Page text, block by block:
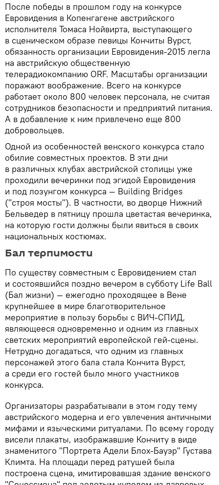
После победы в прошлом году на конкурсе
Евровидения в Копенгагене австрийского
исполнителя Томаса Нойвирта, выступающего
в сценическом образе певицы Кончиты Вурст,
обязанность организации Евровидения-2015 легла
на австрийскую общественную
телерадиокомпанию ORF. Масштабы организации
поражают воображение. Всего на конкурсе
работает около 800 человек персонала, не считая
сотрудников безопасности и предприятий питания.
А в добавление к ним привлечено еще 800
добровольцев.
Одной из особенностей венского конкурса стало
обилие совместных проектов. В эти дни
в различных клубах австрийской столицы уже
проходили вечеринки под эгидой Евровидения
и под лозунгом конкурса — Building Bridges
("строя мосты"). В частности, во дворце Нижний
Бельведер в пятницу прошла цветастая вечеринка,
на которую гости должны были явиться в своих
национальных костюмах.
Бал терпимости
По существу совместным с Евровидением стал
и состоявшийся поздно вечером в субботу Life Ball
(Бал жизни) — ежегодно проходящее в Вене
крупнейшее в мире благотворительное
мероприятие в пользу борьбы с ВИЧ-СПИД,
являющееся одновременно и одним из главных
светских мероприятий европейской гей-сцены.
Нетрудно догадаться, что одним из главных
персонажей этого бала стала Кончита Вурст,
а среди его гостей было много участников
конкурса.
Организаторы разрабатывали в этом году тему
австрийского модерна и его увлечения античными
мифами и языческими ритуалами. По всему городу
висели плакаты, изображавшие Кончиту в виде
знаменитого "Портрета Адели Блох-Бауэр" Густава
Климта. На площади перед ратушей была
построена сцена, имитировавшая здание венского